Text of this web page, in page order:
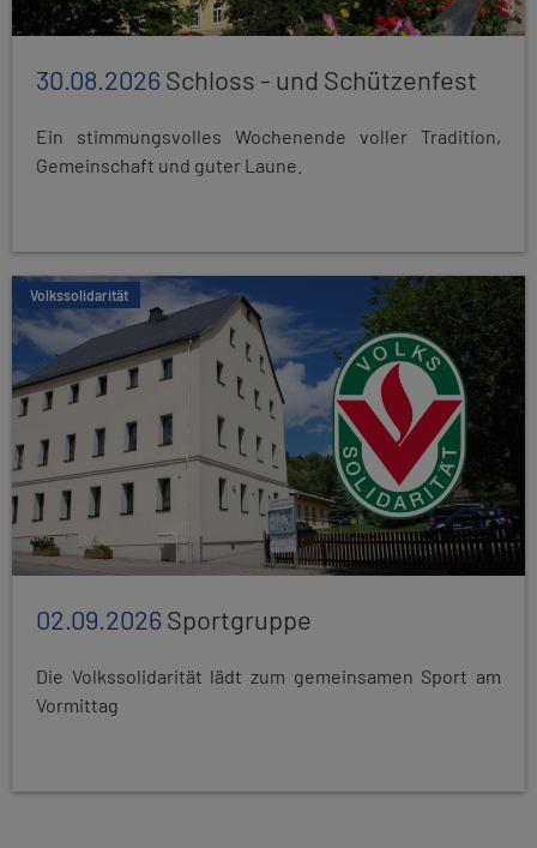
30.08.2026Schloss - und Schützenfest
Ein stimmungsvolles Wochenende voller Tradition,
Gemeinschaft und guter Laune.
Volkssolidarität
02.09.2026Sportgruppe
Die Volkssolidarität lädt zum gemeinsamen Sport am
Vormittag